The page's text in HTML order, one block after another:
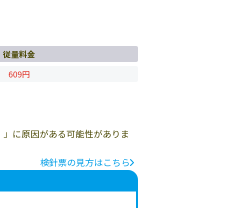
従量料金
609円
に原因がある可能性がありま
検針票の見方はこちら